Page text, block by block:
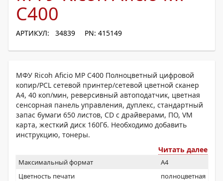
C400
АРТИКУЛ: 34839 PN: 415149
МФУ Ricoh Aficio MP C400 Полноцветный цифровой
копир/PCL сетевой принтер/сетевой цветной сканер
A4, 40 коп/мин, реверсивный автоподатчик, цветная
сенсорная панель управления, дуплекс, стандартный
запас бумаги 650 листов, CD с драйверами, ПО, VM
карта, жесткий диск 160Гб. Необходимо добавить
инструкцию, тонеры.
Читать далее
Максимальный формат
A4
Цветность печати
полноцветная